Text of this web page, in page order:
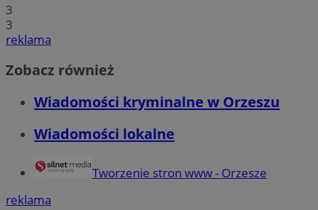
3
3
reklama
Zobacz również
Wiadomości kryminalne w Orzeszu
Wiadomości lokalne
Tworzenie stron www - Orzesze
reklama